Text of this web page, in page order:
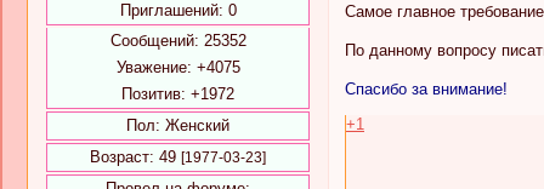
Приглашений: 0
Сообщений: 25352
Уважение: +4075
Позитив: +1972
Пол: Женский
Возраст: 49 [1977-03-23]
Самое главное
По данному вопросу
Спасибо за внимание!
+1